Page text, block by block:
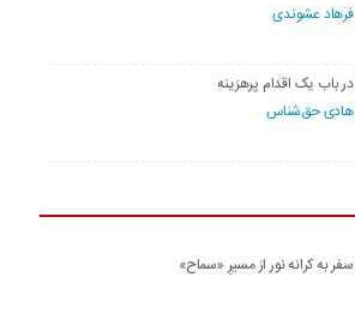
فرهاد عشوندی
در باب یک اقدام پرهزینه
هادی حق‌شناس
سفر به کرانه‌ نور از مسیرِ «سماح»